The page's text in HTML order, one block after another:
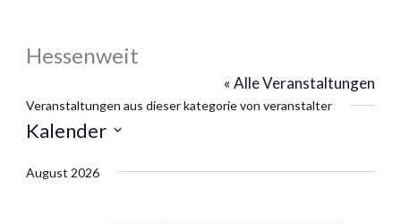
Hessenweit
« Alle Veranstaltungen
Veranstaltungen aus dieser kategorie von veranstalter
Kalender
wählen.
August 2026